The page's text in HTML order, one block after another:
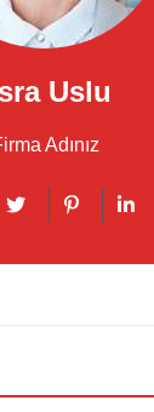
Uslu
Adınız